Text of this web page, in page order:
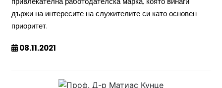
държи на интересите на служителите си като основен
приоритет.
08.11.2021